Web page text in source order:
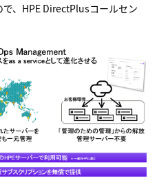
、HPE DirectPlusコールセン